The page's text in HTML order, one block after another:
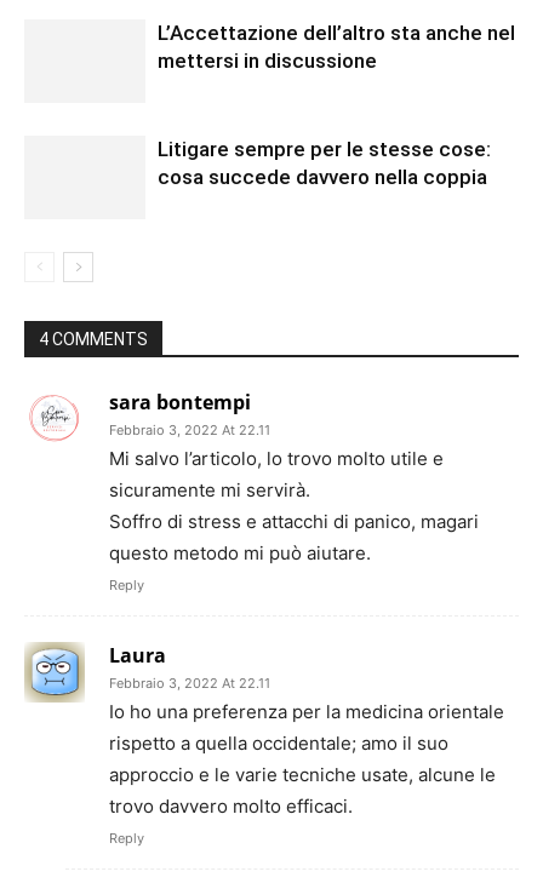
L’Accettazione dell’altro sta anche nel
mettersi in discussione
Litigare sempre per le stesse cose:
cosa succede davvero nella coppia
4 COMMENTS
sara bontempi
Febbraio 3, 2022 At 22.11
Mi salvo l’articolo, lo trovo molto utile e
sicuramente mi servirà.
Soffro di stress e attacchi di panico, magari
questo metodo mi può aiutare.
Reply
Laura
Febbraio 3, 2022 At 22.11
Io ho una preferenza per la medicina orientale
rispetto a quella occidentale; amo il suo
approccio e le varie tecniche usate, alcune le
trovo davvero molto efficaci.
Reply